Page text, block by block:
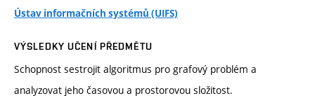
Ústav informačních systémů (UIFS)
VÝSLEDKY UČENÍ PŘEDMĚTU
Schopnost sestrojit algoritmus pro grafový problém a
analyzovat jeho časovou a prostorovou složitost.